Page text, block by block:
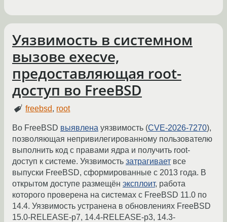
Уязвимость в системном
вызове execve,
предоставляющая root-
доступ во FreeBSD
freebsd, root
Во FreeBSD выявлена уязвимость (CVE-2026-7270),
позволяющая непривилегированному пользователю
выполнить код с правами ядра и получить root-
доступ к системе. Уязвимость затрагивает все
выпуски FreeBSD, сформированные с 2013 года. В
открытом доступе размещён эксплоит, работа
которого проверена на системах с FreeBSD 11.0 по
14.4. Уязвимость устранена в обновлениях FreeBSD
15.0-RELEASE-p7, 14.4-RELEASE-p3, 14.3-